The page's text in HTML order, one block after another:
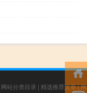
网站分类目录 | 精选推荐文章|网